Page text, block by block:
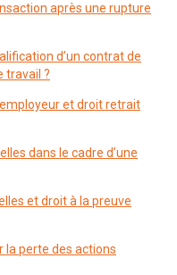
après une rupture
d’un contrat de
travail ?
et droit retrait
dans le cadre d’une
et droit à la preuve
la perte des actions